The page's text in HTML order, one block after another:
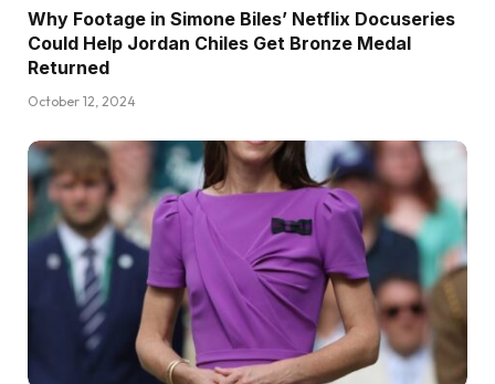
Why Footage in Simone Biles’ Netflix Docuseries
Could Help Jordan Chiles Get Bronze Medal
Returned
October 12, 2024